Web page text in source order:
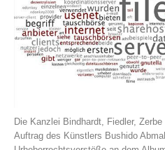
Die Kanzlei Bindhardt, Fiedler,
Auftrag des Künstlers Bushido